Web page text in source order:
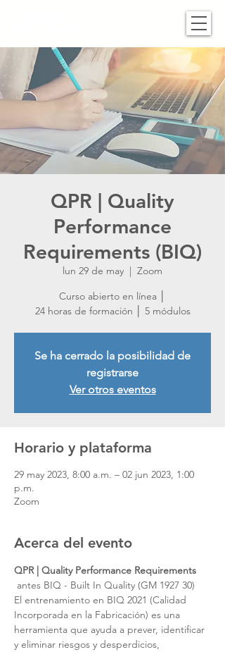
QPR | Quality
Performance
Requirements (BIQ)
lun 29 de may
  |
Zoom
Curso abierto en línea │
24 horas de formación │ 5 módulos
Se ha cerrado la posibilidad de
registrarse
Ver otros eventos
Horario y plataforma
29 may 2023, 8:00 a.m. – 02 jun 2023, 1:00
p.m.
Zoom
Acerca del evento
QPR | Quality Performance Requirements
antes BIQ - Built In Quality (GM 1927 30)
El entrenamiento en BIQ 2021 (Calidad
Incorporada en la Fabricación) es una
herramienta que ayuda a prever, identificar
y eliminar riesgos y desperdicios,